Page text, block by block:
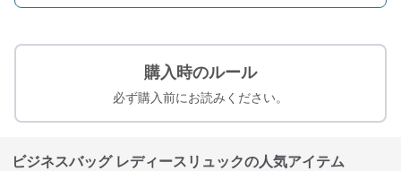
購入時のルール
必ず購入前にお読みください。
ビジネスバッグ レディースリュックの人気アイテム